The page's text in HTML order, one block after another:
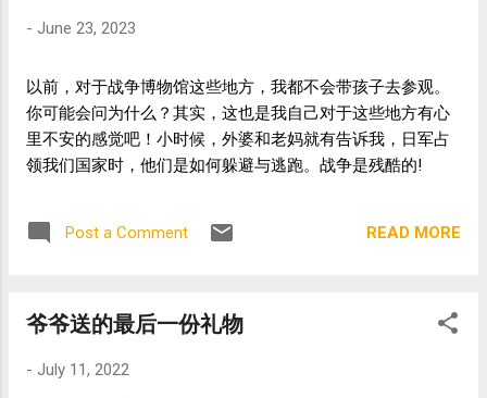
- June 23, 2023
以前，对于战争博物馆这些地方，我都不会带孩子去参观。
你可能会问为什么？其实，这也是我自己对于这些地方有心
里不安的感觉吧！小时候，外婆和老妈就有告诉我，日军占
领我们国家时，他们是如何躲避与逃跑。战争是残酷的!
Post a Comment READ MORE
爷爷送的最后一份礼物
- July 11, 2022